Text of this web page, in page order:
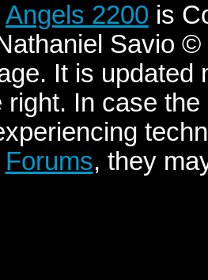
Angels 2200 is
Savio
It is updated
right. In case
Forums, they